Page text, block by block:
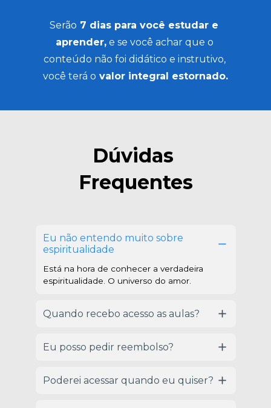
Serão 7 dias para você estudar e
aprender, e se você achar que o
conteúdo não foi didático e instrutivo,
você terá o valor integral estornado.
Dúvidas
Frequentes
Eu não entendo muito sobre
espiritualidade
Está na hora de conhecer a verdadeira
espiritualidade. O universo do amor.
Quando recebo acesso as aulas?
Eu posso pedir reembolso?
Poderei acessar quando eu quiser?